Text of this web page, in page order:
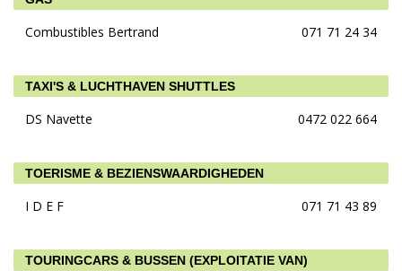
Combustibles Bertrand 071 71 24 34
TAXI'S & LUCHTHAVEN SHUTTLES
DS Navette 0472 022 664
TOERISME & BEZIENSWAARDIGHEDEN
I D E F 071 71 43 89
TOURINGCARS & BUSSEN (EXPLOITATIE VAN)